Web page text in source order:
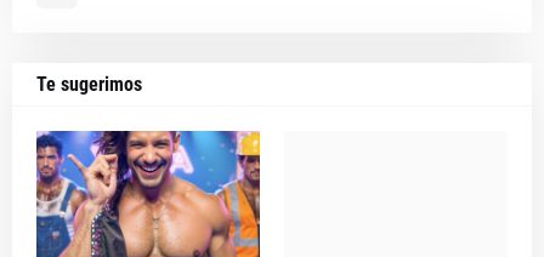
Te sugerimos